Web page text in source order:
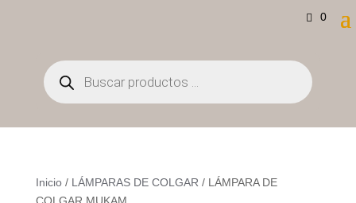
0
Búsqueda
de
productos
Inicio/ LÁMPARAS DE COLGAR / LÁMPARA DE